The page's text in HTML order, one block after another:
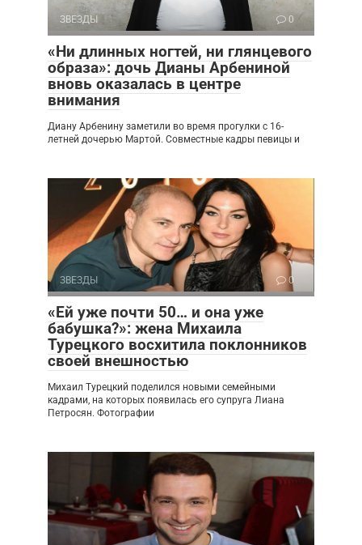
ЗВЕЗДЫ 0
«Ни длинных ногтей, ни глянцевого
образа»: дочь Дианы Арбениной
вновь оказалась в центре
внимания
Диану Арбенину заметили во время прогулки с 16-
летней дочерью Мартой. Совместные кадры певицы и
ЗВЕЗДЫ 0
«Ей уже почти 50… и она уже
бабушка?»: жена Михаила
Турецкого восхитила поклонников
своей внешностью
Михаил Турецкий поделился новыми семейными
кадрами, на которых появилась его супруга Лиана
Петросян. Фотографии